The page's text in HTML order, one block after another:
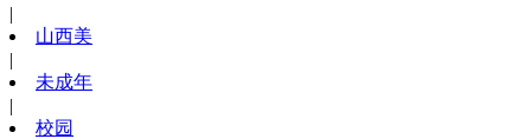
|
山西美
|
未成年
|
校园